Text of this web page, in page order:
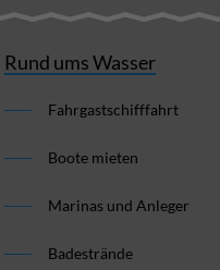
Rund ums Wasser
Fahrgastschifffahrt
Boote mieten
Marinas und Anleger
Badestrände